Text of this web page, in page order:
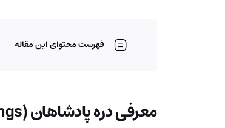
فهرست محتوای این مقاله
معرفی دره پادشاهان (Valley of the Kings)